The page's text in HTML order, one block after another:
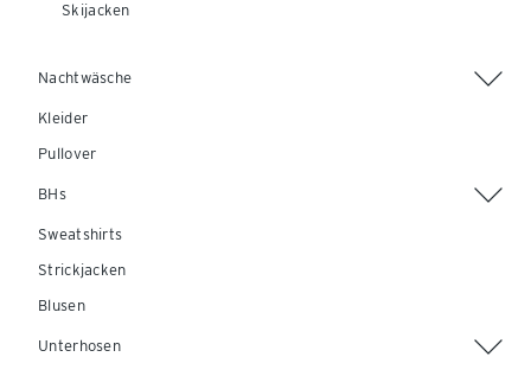
Skijacken
Nachtwäsche
Kleider
Pullover
BHs
Sweatshirts
Strickjacken
Blusen
Unterhosen